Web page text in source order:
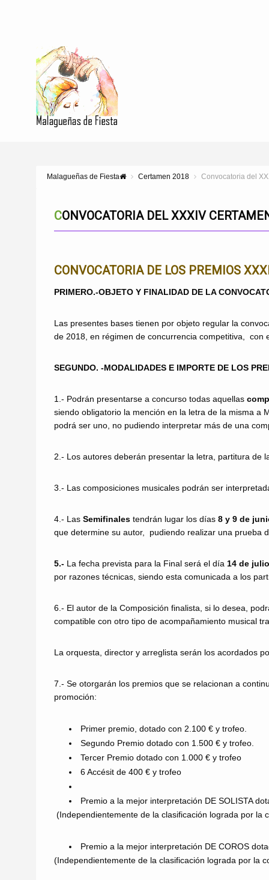
Malagueñas de Fiesta Certamen 2018 Convocatoria del
CONVOCATORIA DEL XXXIV
CONVOCATORIA DE LOS PREMIOS
PRIMERO.-OBJETO Y FINALIDAD DE LA
Las presentes bases tienen por objeto regular la
de 2018, en régimen de concurrencia competitiva, con
SEGUNDO. -MODALIDADES E IMPORTE DE LOS
1.- Podrán presentarse a concurso todas aquellas
siendo obligatorio la mención en la letra de la misma a
podrá ser uno, no pudiendo interpretar más de una
2.- Los autores deberán presentar la letra, partitura de
3.- Las composiciones musicales podrán ser
4.- Las Semifinales tendrán lugar los días 8 y 9 de
que determine su autor, pudiendo realizar una prueba
5.- La fecha prevista para la Final será el día 14 de julio
por razones técnicas, siendo esta comunicada a los
6.- El autor de la Composición finalista, si lo desea,
compatible con otro tipo de acompañamiento musical
La orquesta, director y arreglista serán los acordados
7.- Se otorgarán los premios que se relacionan a
promoción:
Primer premio, dotado con 2.100 € y trofeo.
Segundo Premio dotado con 1.500 € y trofeo.
Tercer Premio dotado con 1.000 € y trofeo
6 Accésit de 400 € y trofeo
Premio a la mejor interpretación DE SOLISTA
(Independientemente de la clasificación lograda por la
Premio a la mejor interpretación DE COROS
(Independientemente de la clasificación lograda por la